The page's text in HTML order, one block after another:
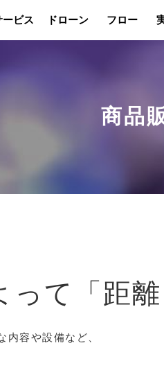
ービス ドローン フロー
商品
って「距
容や設備など、